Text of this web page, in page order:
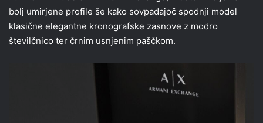
bolj umirjene profile še kako sovpadajoč spodnji model
klasične elegantne kronografske zasnove z modro
številčnico ter črnim usnjenim paščkom.